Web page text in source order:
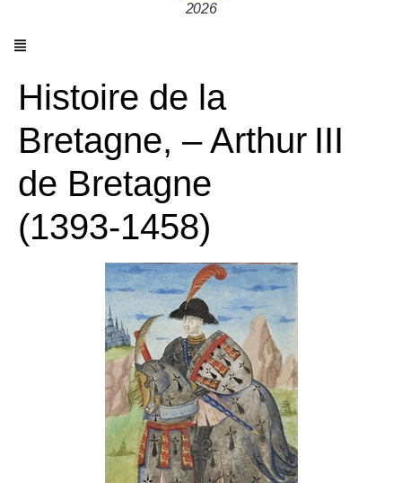
2026
Histoire de la
Bretagne, – Arthur III
de Bretagne
(1393‑1458)